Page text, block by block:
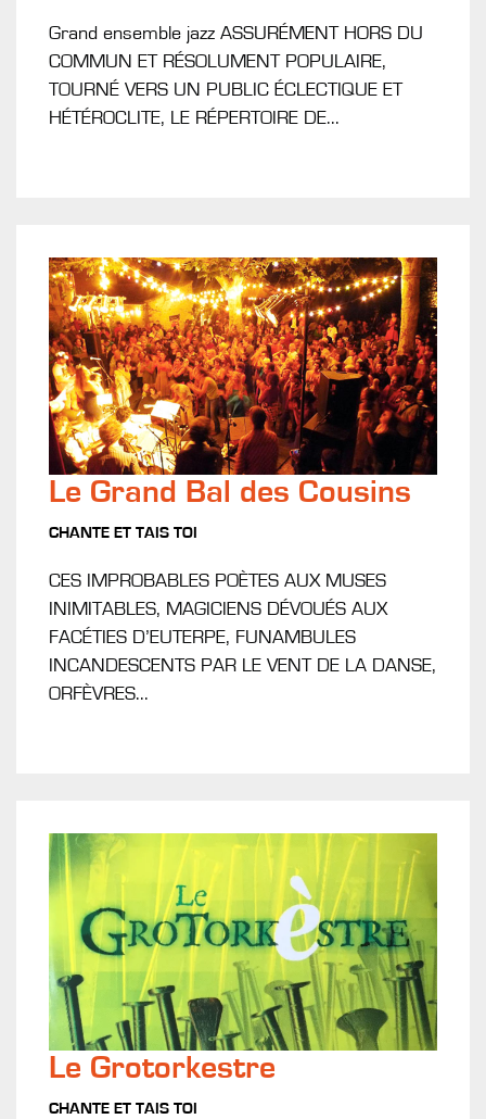
Grand ensemble jazz ASSURÉMENT HORS DU
COMMUN ET RÉSOLUMENT POPULAIRE,
TOURNÉ VERS UN PUBLIC ÉCLECTIQUE ET
HÉTÉROCLITE, LE RÉPERTOIRE DE...
Le Grand Bal des Cousins
CHANTE ET TAIS TOI
CES IMPROBABLES POÈTES AUX MUSES
INIMITABLES, MAGICIENS DÉVOUÉS AUX
FACÉTIES D’EUTERPE, FUNAMBULES
INCANDESCENTS PAR LE VENT DE LA DANSE,
ORFÈVRES...
Le Grotorkestre
CHANTE ET TAIS TOI